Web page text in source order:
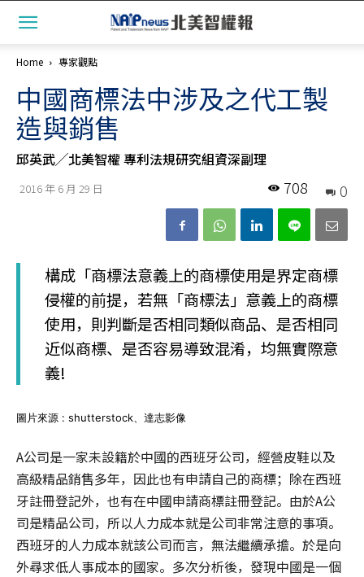
Home 專家觀點
中國商標法中涉及之代工製
造與銷售
邱英武╱北美智權 專利法規研究組資深副理
2016 年 6 月 29 日 0
708
構成「商標法意義上的商標使用是界定商標
侵權的前提，若無「商標法」意義上的商標
使用，則判斷是否相同類似商品、是否相同
近似商標、是否容易導致混淆，均無實際意
義!
圖片來源 : shutterstock、達志影像
A公司是一家未設籍於中國的西班牙公司，經營皮鞋以及
高級精品銷售多年，因此也有申請自己的商標；除在西班
牙註冊登記外，也有在中國申請商標註冊登記。由於A公
司是精品公司，所以人力成本就是公司非常注意的事項。
西班牙的人力成本就該公司而言，無法繼續承擔。於是向
外尋求低人事成本的國家。多次分析後，發現中國是一個